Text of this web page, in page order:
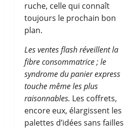
ruche, celle qui connaît
toujours le prochain bon
plan.
Les ventes flash réveillent la
fibre consommatrice ; le
syndrome du panier express
touche même les plus
raisonnables. Les coffrets,
encore eux, élargissent les
palettes d’idées sans failles